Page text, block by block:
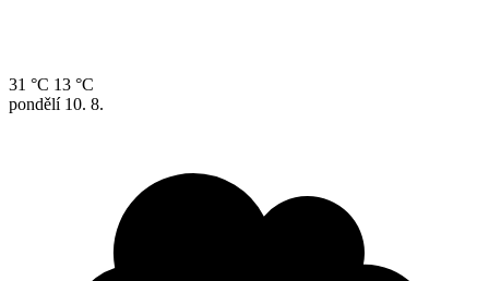
31 °C 13 °C
pondělí 10. 8.